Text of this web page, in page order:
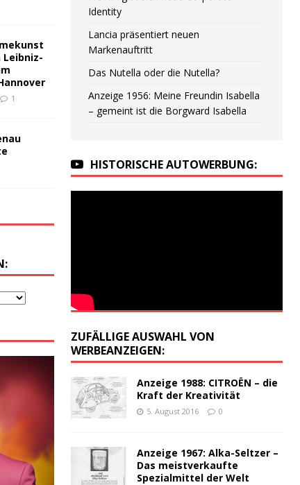
Leibniz-
1
Identity
Lancia präsentiert neuen
Markenauftritt
Das Nutella oder die Nutella?
Anzeige 1956: Meine Freundin Isabella
– gemeint ist die Borgward Isabella
HISTORISCHE AUTOWERBUNG:
ZUFÄLLIGE AUSWAHL VON
WERBEANZEIGEN:
Anzeige 1988: CITROËN – die
Kraft der Kreativität
5. August 2016 0
Anzeige 1967: Alka-Seltzer –
Das meistverkaufte
Spezialmittel der Welt